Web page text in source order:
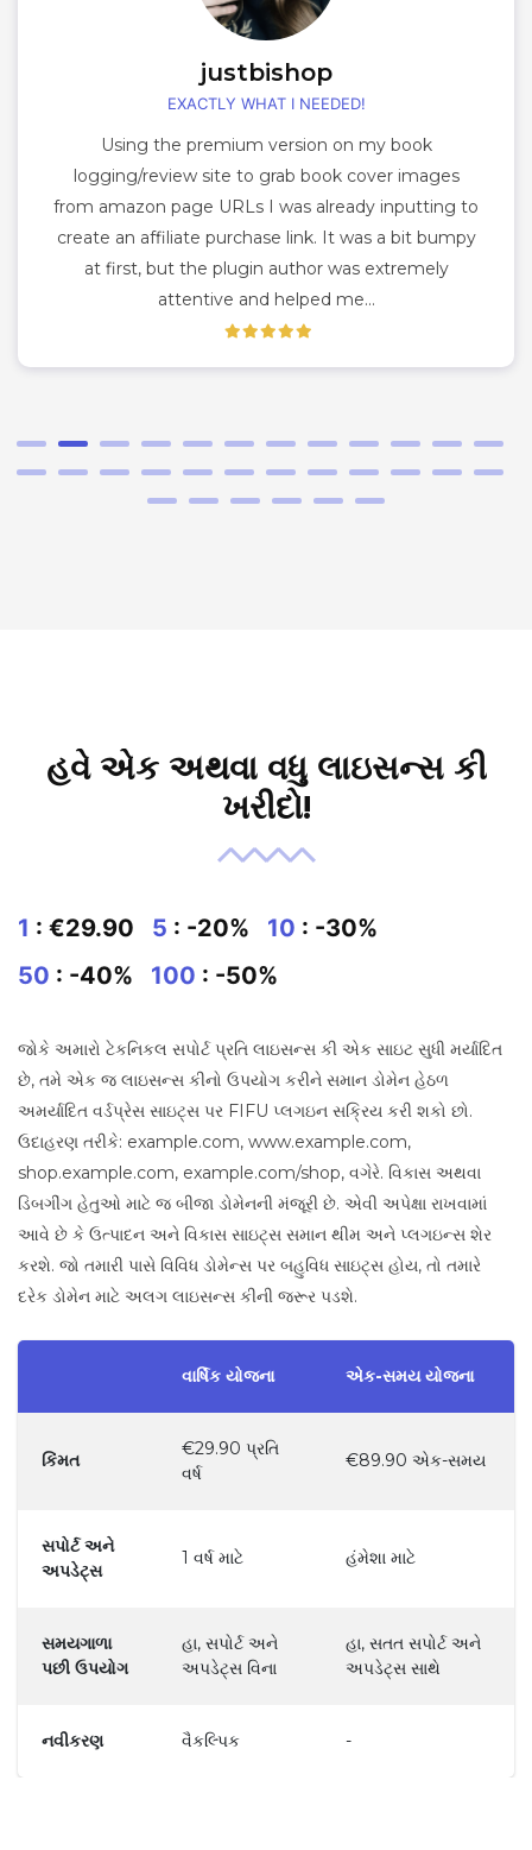
justbishop
EXACTLY WHAT I NEEDED!
Using the premium version on my book
logging/review site to grab book cover images
from amazon page URLs I was already inputting to
create an affiliate purchase link. It was a bit bumpy
at first, but the plugin author was extremely
attentive and helped me…
હવે એક અથવા વધુ લાઇસન્સ કી
ખરીદો!
1 : €29.90 5 : -20% 10 : -30%
50 : -40% 100 : -50%
જોકે અમારો ટેકનિકલ સપોર્ટ પ્રતિ લાઇસન્સ કી એક સાઇટ સુધી મર્યાદિત
છે, તમે એક જ લાઇસન્સ કીનો ઉપયોગ કરીને સમાન ડોમેન હેઠળ
અમર્યાદિત વર્ડપ્રેસ સાઇટ્સ પર FIFU પ્લગઇન સક્રિય કરી શકો છો.
ઉદાહરણ તરીકે: example.com, www.example.com,
shop.example.com, example.com/shop, વગેરે. વિકાસ અથવા
ડિબગીંગ હેતુઓ માટે જ બીજા ડોમેનની મંજૂરી છે. એવી અપેક્ષા રાખવામાં
આવે છે કે ઉત્પાદન અને વિકાસ સાઇટ્સ સમાન થીમ અને પ્લગઇન્સ શેર
કરશે. જો તમારી પાસે વિવિધ ડોમેન્સ પર બહુવિધ સાઇટ્સ હોય, તો તમારે
દરેક ડોમેન માટે અલગ લાઇસન્સ કીની જરૂર પડશે.
વાર્ષિક યોજના એક-સમય યોજના
કિંમત
€29.90 પ્રતિ
વર્ષ
€89.90 એક-સમય
સપોર્ટ અને
અપડેટ્સ
1 વર્ષ માટે હંમેશા માટે
સમયગાળા
પછી ઉપયોગ
હા, સપોર્ટ અને
અપડેટ્સ વિના
હા, સતત સપોર્ટ અને
અપડેટ્સ સાથે
નવીકરણ વૈકલ્પિક -